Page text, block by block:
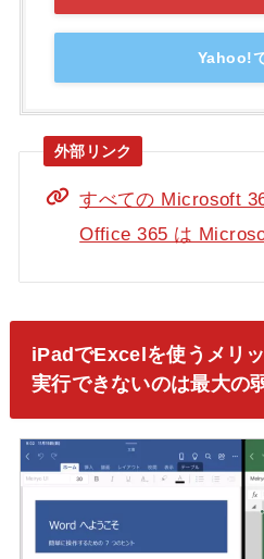
Yahoo!
すべての Microsoft
Office 365 は
iPadでExcelを使うメリ
実行できないのは最大の